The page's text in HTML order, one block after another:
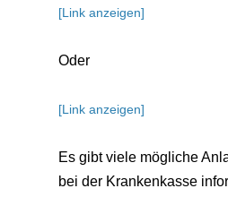
[Link anzeigen]
Oder
[Link anzeigen]
Es gibt viele mögliche
bei der Krankenkasse